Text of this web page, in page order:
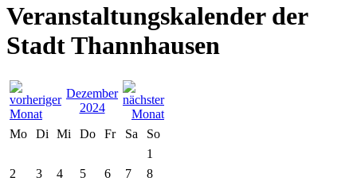
Veranstaltungskalender der
Stadt Thannhausen
Dezember
2024
Mo
Di Mi Do Fr Sa
So
1
2
3 4 5 6 7
8